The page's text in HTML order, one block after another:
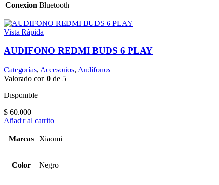
Conexion Bluetooth
Vista Ràpida
AUDIFONO REDMI BUDS 6 PLAY
Categorías, Accesorios, Audífonos
Valorado con 0 de 5
Disponible
$ 60.000
Añadir al carrito
Marcas Xiaomi
Color Negro